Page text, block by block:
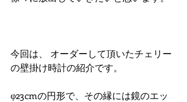
今回は、 オーダーして頂いたチェリー
の壁掛け時計の紹介です。
φ23cmの円形で、その縁には鏡のエッ